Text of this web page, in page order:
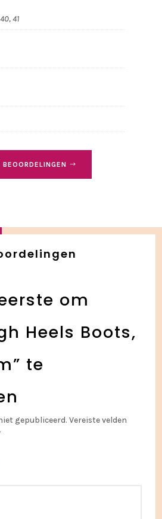
41
BEOORDELINGEN
om
Heels Boots,
te
gepubliceerd. Vereiste velden